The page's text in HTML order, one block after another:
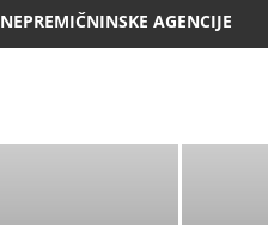
NEPREMIČNINSKE AGENCIJE